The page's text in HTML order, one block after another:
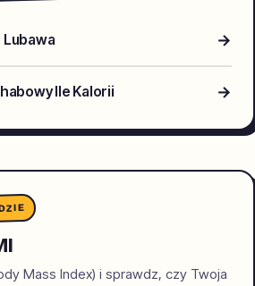
Lubawa →
Ile Kalorii →
Mass Index) i sprawdz, czy Twoja